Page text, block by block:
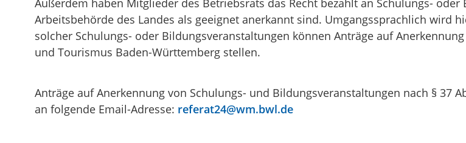
Arbeitsbehörde des Landes als geeignet anerkannt sind. Umgangssprachlich wird
solcher Schulungs- oder Bildungsveranstaltungen können Anträge auf
und Tourismus Baden-Württemberg stellen.
Anträge auf Anerkennung von Schulungs- und Bildungsveranstaltungen nach § 37
an folgende Email-Adresse: referat24@wm.bwl.de